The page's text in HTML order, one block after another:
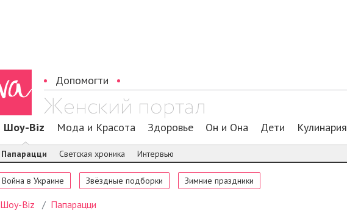
Допомогти
Шоу-Biz Мода и Красота Здоровье Он и Она Дети Кулинария
Папарацци Светская хроника Интервью
Война в Украине Звёздные подборки Зимние праздники
Шоу-Biz Папарацци